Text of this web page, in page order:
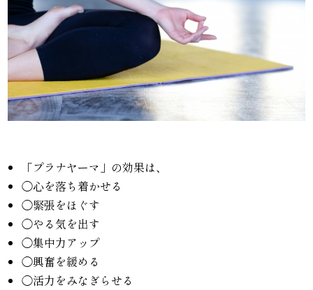
「プラナヤーマ」の効果は、
◯心を落ち着かせる
◯緊張をほぐす
◯やる気を出す
◯集中力アップ
◯興奮を緩める
◯活力をみなぎらせる